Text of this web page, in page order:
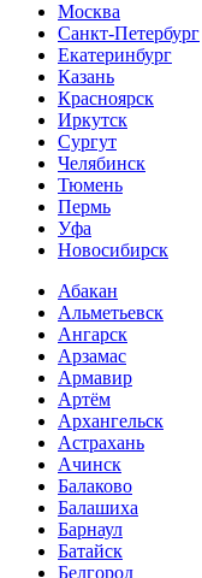
Москва
Санкт-Петербург
Екатеринбург
Казань
Красноярск
Иркутск
Сургут
Челябинск
Тюмень
Пермь
Уфа
Новосибирск
Абакан
Альметьевск
Ангарск
Арзамас
Армавир
Артём
Архангельск
Астрахань
Ачинск
Балаково
Балашиха
Барнаул
Батайск
Белгород